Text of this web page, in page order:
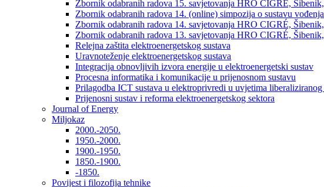
Zbornik odabranih radova 15. savjetovanja HRO CIGRE,
Zbornik odabranih radova 14. (online) simpozija o sustavu
Zbornik odabranih radova 14. savjetovanja HRO CIGRÉ,
Zbornik odabranih radova 13. savjetovanja HRO CIGRÉ,
Relejna zaštita elektroenergetskog sustava
Uravnoteženje elektroenergetskog sustava
Integracija obnovljivih izvora energije u elektroenergetski sustav
Procesna informatika i komunikacije u prijenosnom sustavu
Prilagodba ICT sustava u elektroprivredi u uvjetima
Prijenosni sustav i reforma elektroenergetskog sektora
Journal of Energy
Miljokaz
2000.-2050.
1950.-2000.
1900.-1950.
1850.-1900.
-1850.
Povijest i filozofija tehnike